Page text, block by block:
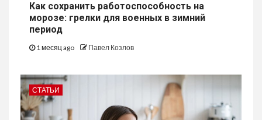
Как сохранить работоспособность на
морозе: грелки для военных в зимний
период
1 месяц ago Павел Козлов
СТАТЬИ